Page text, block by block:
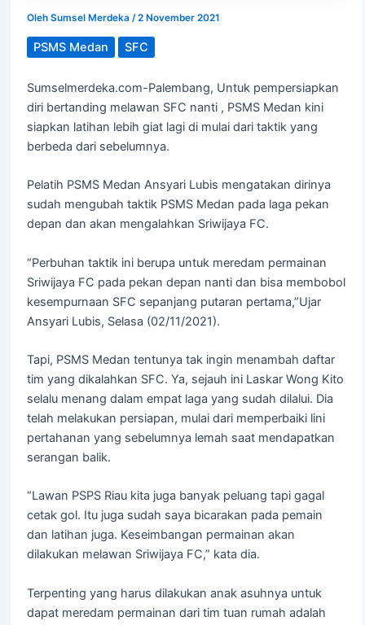
Oleh Sumsel Merdeka /2 November 2021
PSMS Medan SFC
Sumselmerdeka.com-Palembang, Untuk pempersiapkan
diri bertanding melawan SFC nanti , PSMS Medan kini
siapkan latihan lebih giat lagi di mulai dari taktik yang
berbeda dari sebelumnya.
Pelatih PSMS Medan Ansyari Lubis mengatakan dirinya
sudah mengubah taktik PSMS Medan pada laga pekan
depan dan akan mengalahkan Sriwijaya FC.
“Perbuhan taktik ini berupa untuk meredam permainan
Sriwijaya FC pada pekan depan nanti dan bisa membobol
kesempurnaan SFC sepanjang putaran pertama,”Ujar
Ansyari Lubis, Selasa (02/11/2021).
Tapi, PSMS Medan tentunya tak ingin menambah daftar
tim yang dikalahkan SFC. Ya, sejauh ini Laskar Wong Kito
selalu menang dalam empat laga yang sudah dilalui. Dia
telah melakukan persiapan, mulai dari memperbaiki lini
pertahanan yang sebelumnya lemah saat mendapatkan
serangan balik.
“Lawan PSPS Riau kita juga banyak peluang tapi gagal
cetak gol. Itu juga sudah saya bicarakan pada pemain
dan latihan juga. Keseimbangan permainan akan
dilakukan melawan Sriwijaya FC,” kata dia.
Terpenting yang harus dilakukan anak asuhnya untuk
dapat meredam permainan dari tim tuan rumah adalah